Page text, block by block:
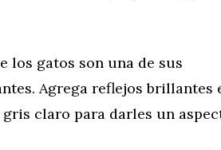
los gatos son una de sus
Agrega reflejos brillantes
claro para darles un